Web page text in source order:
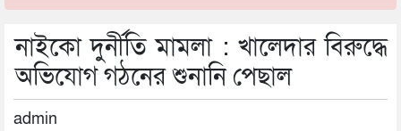
নাইকো দুর্নীতি মামলা : খালেদার বিরুদ্ধে
অভিযোগ গঠনের শুনানি পেছাল
admin